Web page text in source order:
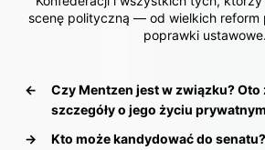
scenę polityczną — od wielkich reform
poprawki ustawowe.
←
Czy Mentzen jest w związku? Oto
szczegóły o jego życiu prywatnym
→
Kto może kandydować do